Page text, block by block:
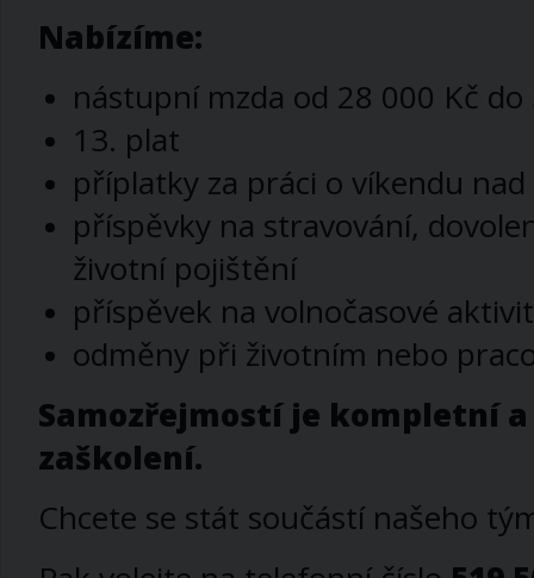
Nabízíme:
nástupní mzda od 28 000 Kč do
13. plat
příplatky za práci o víkendu
příspěvky na stravování,
životní pojištění
příspěvek na volnočasové
odměny při životním nebo
Samozřejmostí je kompletní
zaškolení.
Chcete se stát součástí našeho